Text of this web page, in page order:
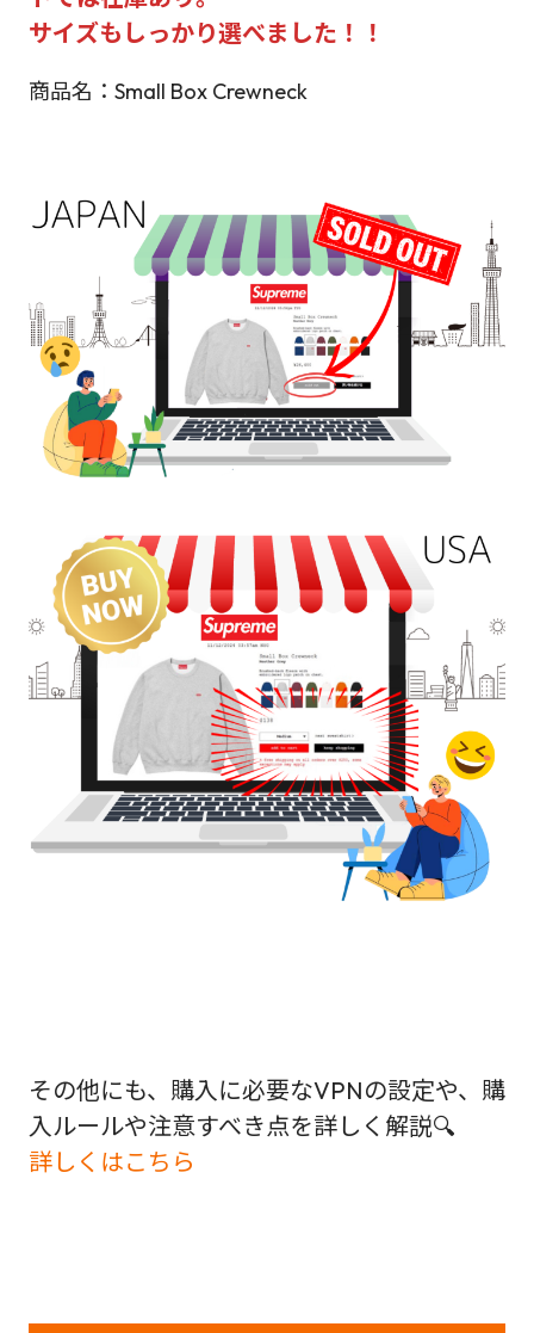
サイズもしっかり選べました！！
商品名：Small Box Crewneck
その他にも、購入に必要なVPNの設定や、購
入ルールや注意すべき点を詳しく解説🔍
詳しくはこちら